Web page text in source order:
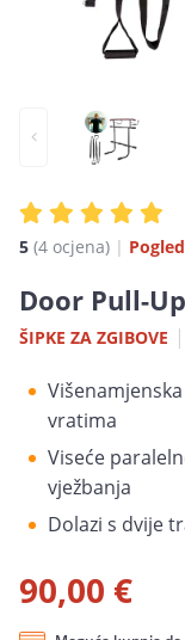
5 (4 ocjena) |
Door Pull-
ŠIPKE ZA ZGIBOVE |
vratima
Viseće
vježbanja
Dolazi s dvije
90,00 €